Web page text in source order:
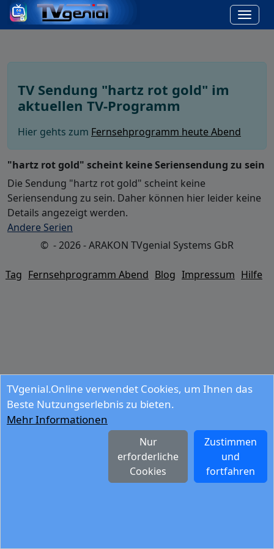
TVgenial.Online verwendet Cookies, um Ihnen das
Beste Nutzungserlebnis zu bieten.
Mehr Informationen
Zustimmen
und
fortfahren
Nur
erforderliche
Cookies
TV Sendung "hartz rot gold" im
aktuellen TV-Programm
Hier gehts zum Fernsehprogramm heute Abend
"hartz rot gold" scheint keine Seriensendung zu sein
Die Sendung "hartz rot gold" scheint keine
Seriensendung zu sein. Daher können hier leider keine
Details angezeigt werden.
Andere Serien
© - 2026 - ARAKON TVgenial Systems GbR
Tag Fernsehprogramm Abend Blog Impressum Hilfe